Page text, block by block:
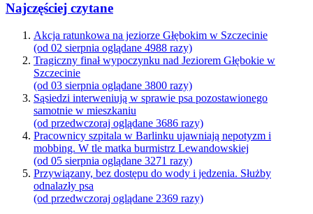
Najczęściej czytane
Akcja ratunkowa na jeziorze Głębokim w Szczecinie
(od 02 sierpnia oglądane 4988 razy)
Tragiczny finał wypoczynku nad Jeziorem Głębokie w
Szczecinie
(od 03 sierpnia oglądane 3800 razy)
Sąsiedzi interweniują w sprawie psa pozostawionego
samotnie w mieszkaniu
(od przedwczoraj oglądane 3686 razy)
Pracownicy szpitala w Barlinku ujawniają nepotyzm i
mobbing. W tle matka burmistrz Lewandowskiej
(od 05 sierpnia oglądane 3271 razy)
Przywiązany, bez dostępu do wody i jedzenia. Służby
odnalazły psa
(od przedwczoraj oglądane 2369 razy)